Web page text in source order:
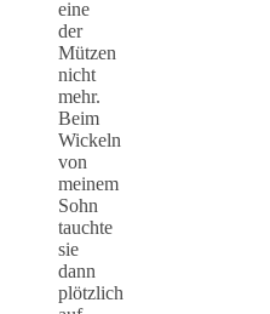
eine
der
Mützen
nicht
mehr.
Beim
Wickeln
von
meinem
Sohn
tauchte
sie
dann
plötzlich